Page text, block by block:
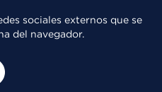
sociales externos que se
del navegador.